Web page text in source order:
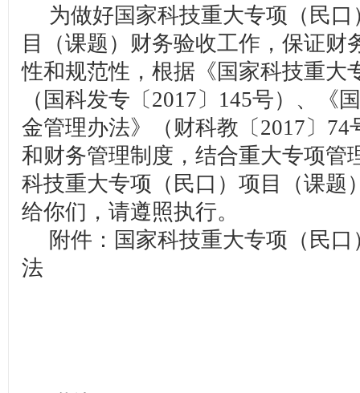
为做好国家科技重大专项（民口
目（课题）财务验收工作，保证财
性和规范性，根据《国家科技重大
（国科发专〔2017〕145号）、《
金管理办法》（财科教〔2017〕
和财务管理制度，结合重大专项管
科技重大专项（民口）项目（课题
给你们，请遵照执行。
附件：国家科技重大专项（民口
法